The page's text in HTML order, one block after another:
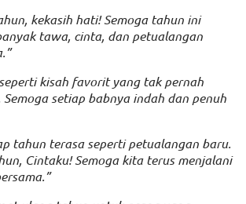
kekasih hati! Semoga tahun ini
tawa, cinta, dan petualangan
kisah favorit yang tak pernah
setiap babnya indah dan penuh
tahun terasa seperti petualangan baru.
Cintaku! Semoga kita terus menjalani